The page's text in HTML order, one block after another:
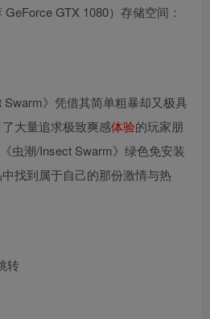
GTX 1080）存储空间：
》凭借其简单粗暴却又极具
大量追求极致爽感体验的玩家朋
虫潮/Insect Swarm》绿色免安装
找到属于自己的那份激情与热
转